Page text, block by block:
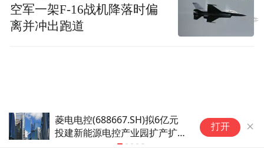
森合高科北交所首秀：高开68%，盘中一
度涨超91%
打开
空军一架F-16战机降落时偏
离并冲出跑道